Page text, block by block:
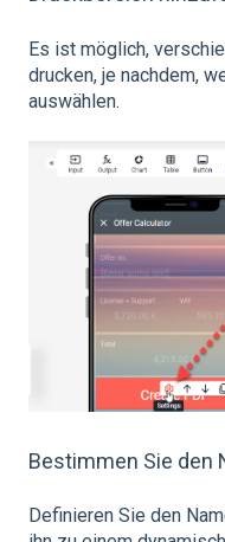
Es ist möglich,
drucken, je nachdem,
auswählen.
Bestimmen Sie den
Definieren Sie den